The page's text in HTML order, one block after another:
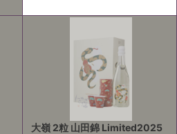
大嶺 2粒 山田錦 Limited2025